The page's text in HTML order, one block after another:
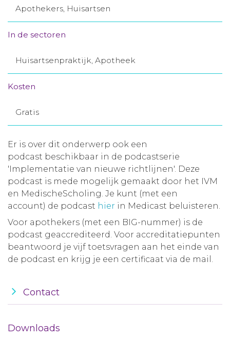
Toegang leeromgeving
Apothekers, Huisartsen
In de sectoren
Huisartsenpraktijk, Apotheek
Kosten
Gratis
Er is over dit onderwerp ook een
podcast beschikbaar in de podcastserie
'Implementatie van nieuwe richtlijnen'. Deze
podcast is mede mogelijk gemaakt door het IVM
en MedischeScholing. Je kunt (met een
account) de podcast hier in Medicast beluisteren.
Voor apothekers (met een BIG-nummer) is de
podcast geaccrediteerd. Voor accreditatiepunten
beantwoord je vijf toetsvragen aan het einde van
de podcast en krijg je een certificaat via de mail.
Contact
Downloads